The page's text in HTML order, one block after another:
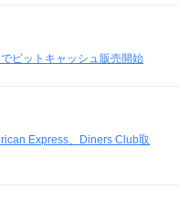
ビットキャッシュ販売開始
Express、Diners Club取